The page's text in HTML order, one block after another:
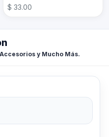
$ 33.00
y Mucho Más.